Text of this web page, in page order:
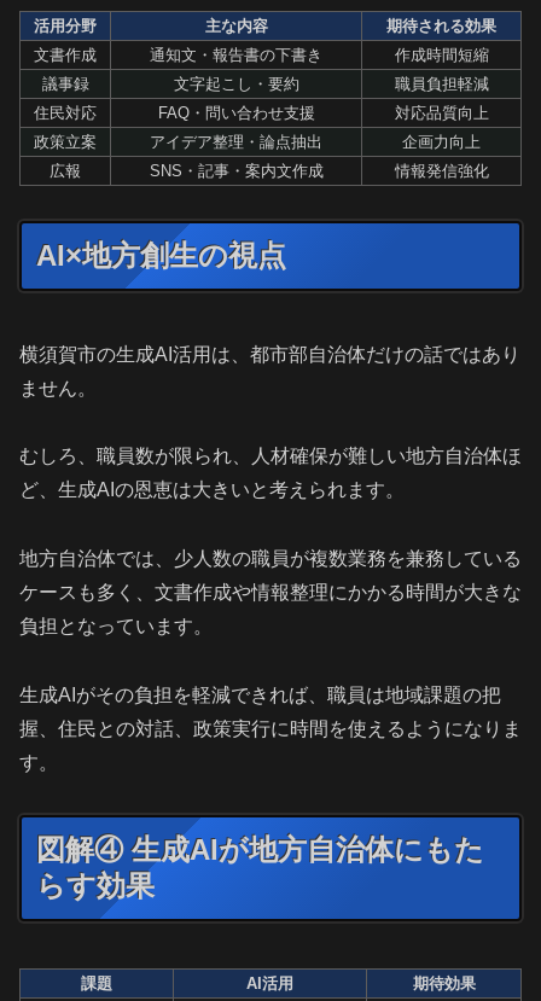
活用分野 主な内容
期待される効果
文書作成
通知文・報告書の下書き
作成時間短縮
議事録
文字起こし・要約
職員負担軽減
住民対応
FAQ・問い合わせ支援
対応品質向上
政策立案
アイデア整理・論点抽出
企画力向上
広報
SNS・記事・案内文作成 情報発信強化
AI×地方創生の視点
横須賀市の生成AI活用は、都市部自治体だけの話ではあり
ません。
むしろ、職員数が限られ、人材確保が難しい地方自治体ほ
ど、生成AIの恩恵は大きいと考えられます。
地方自治体では、少人数の職員が複数業務を兼務している
ケースも多く、文書作成や情報整理にかかる時間が大きな
負担となっています。
生成AIがその負担を軽減できれば、職員は地域課題の把
握、住民との対話、政策実行に時間を使えるようになりま
す。
図解④ 生成AIが地方自治体にもた
らす効果
課題 AI活用
期待効果